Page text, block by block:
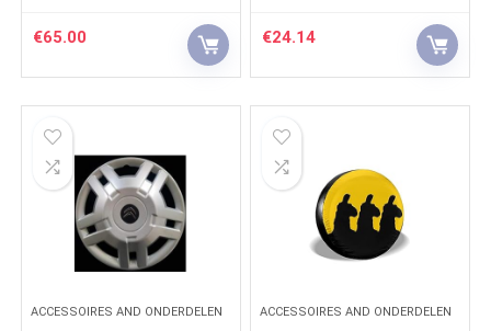
€65.00 €24.14
ACCESSOIRES AND ONDERDELEN ACCESSOIRES AND ONDERDELEN